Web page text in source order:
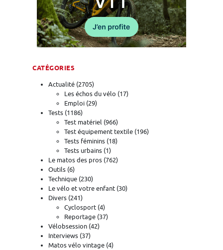
CATÉGORIES
Actualité (2705)
Les échos du vélo (17)
Emploi (29)
Tests (1186)
Test matériel (966)
Test équipement textile (196)
Tests féminins (18)
Tests urbains (1)
Le matos des pros (762)
Outils (6)
Technique (230)
Le vélo et votre enfant (30)
Divers (241)
Cyclosport (4)
Reportage (37)
Vélobsession (42)
Interviews (37)
Matos vélo vintage (4)